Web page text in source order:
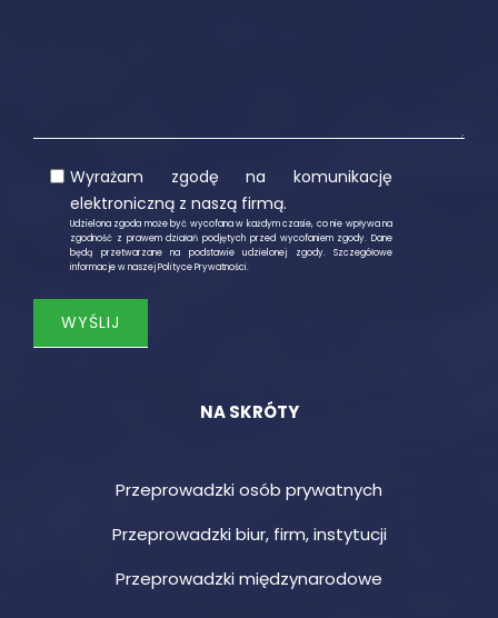
Wyrażam zgodę na komunikację
elektroniczną z naszą firmą.
Udzielona zgoda może być wycofana w każdym czasie, co nie wpływa na
zgodność z prawem działań podjętych przed wycofaniem zgody. Dane
będą przetwarzane na podstawie udzielonej zgody. Szczegółowe
informacje w naszejPolityce Prywatności.
NA SKRÓTY
Przeprowadzki osób prywatnych
Przeprowadzki biur, firm, instytucji
Przeprowadzki międzynarodowe